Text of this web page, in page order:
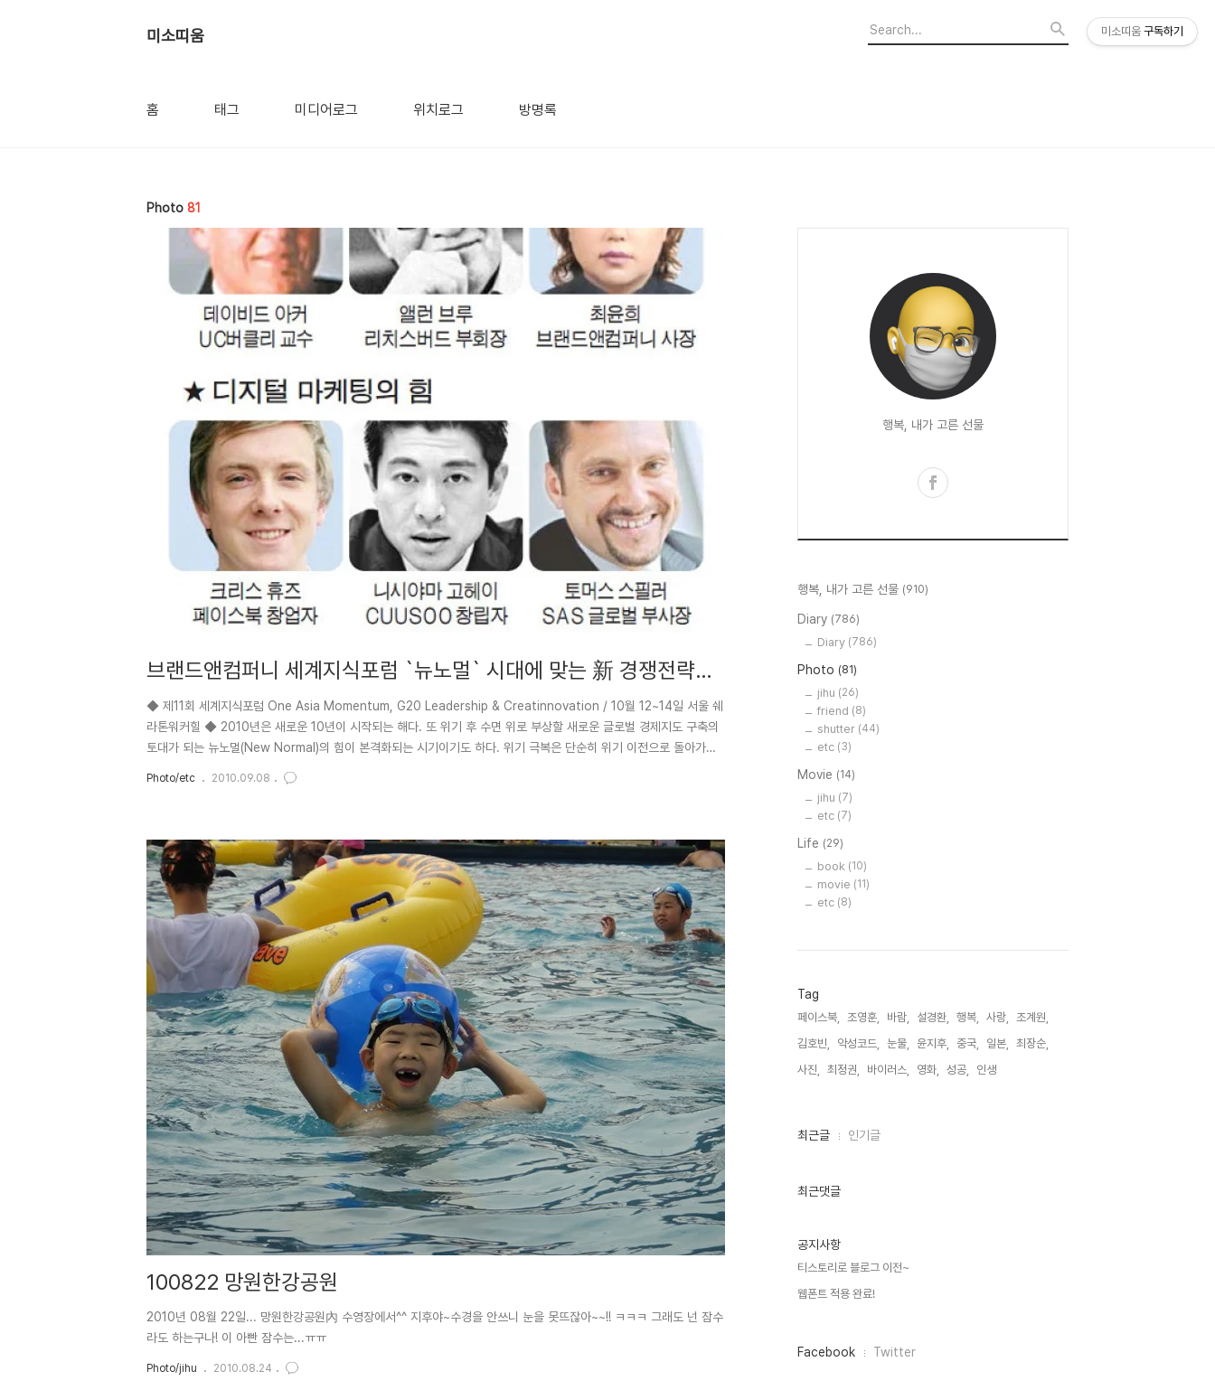
미소띠움
홈 태그 미디어로그 위치로그 방명록
Photo 81
브랜드앤컴퍼니 세계지식포럼 `뉴노멀` 시대에 맞는 新 경쟁전략을
찾다
◆ 제11회 세계지식포럼 One Asia Momentum, G20 Leadership & Creatinnovation / 10월 12~14일 서울 쉐
라톤워커힐 ◆ 2010년은 새로운 10년이 시작되는 해다. 또 위기 후 수면 위로 부상할 새로운 글로벌 경제지도 구축의
토대가 되는 뉴노멀(New Normal)의 힘이 본격화되는 시기이기도 하다. 위기 극복은 단순히 위기 이전으로 돌아가는
이클에 대비하는 한편 위기 후 더 강한 기업으로 재탄생하기 위해 뉴노멀에 맞는 신경쟁 전략을 마련해야 한다. 이 같은
Photo/etc 2010.09.08
100822 망원한강공원
2010년 08월 22일... 망원한강공원內 수영장에서^^ 지후야~수경을 안쓰니 눈을 못뜨잖아~~!! ㅋㅋㅋ 그래도 넌 잠수
라도 하는구나! 이 아빤 잠수는...ㅠㅠ
Photo/jihu 2010.08.24
행복, 내가 고른 선물
행복, 내가 고른 선물 (910)
Diary (786)
Diary (786)
Photo (81)
jihu (26)
friend (8)
shutter (44)
etc (3)
Movie (14)
jihu (7)
etc (7)
Life (29)
book (10)
movie (11)
etc (8)
Tag
페이스북, 조영훈, 바람, 설경환, 행복, 사랑,
조계원,
김호빈,
악성코드, 눈물, 윤지후, 중국, 일본,
최장순,
사진,
최정권, 바이러스, 영화, 성공, 인생,
최
인
최근글 인기글
최근댓글
공지사항
티스토리로 블로그 이전~
웹폰트 적용 완료!
페
Facebook Twitter
미소띠움 구독하기